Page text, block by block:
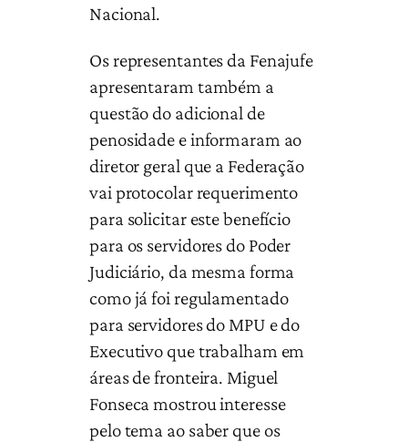
Nacional.
Os representantes da Fenajufe
apresentaram também a
questão do adicional de
penosidade e informaram ao
diretor geral que a Federação
vai protocolar requerimento
para solicitar este benefício
para os servidores do Poder
Judiciário, da mesma forma
como já foi regulamentado
para servidores do MPU e do
Executivo que trabalham em
áreas de fronteira. Miguel
Fonseca mostrou interesse
pelo tema ao saber que os